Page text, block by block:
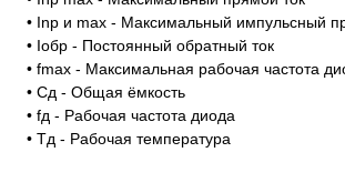
• Inp и max - Максимальный импульсный
• Ioбp - Постоянный обратный ток
• fmax - Максимальная рабочая частота
• Cд - Общая ёмкость
• fд - Рабочая частота диода
• Тд - Рабочая температура